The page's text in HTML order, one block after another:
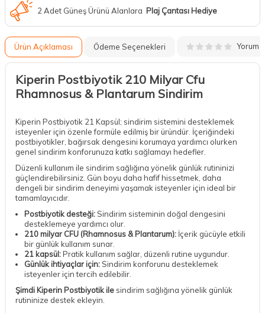
2 Adet Güneş Ürünü Alanlara Plaj Çantası Hediye
Ürün Açıklaması Ödeme Seçenekleri Yorum
Kiperin Postbiyotik 210 Milyar Cfu
Rhamnosus & Plantarum Sindirim
Kiperin Postbiyotik 21 Kapsül; sindirim sistemini desteklemek
isteyenler için özenle formüle edilmiş bir üründür. İçeriğindeki
postbiyotikler, bağırsak dengesini korumaya yardımcı olurken
genel sindirim konforunuza katkı sağlamayı hedefler.
Düzenli kullanım ile sindirim sağlığına yönelik günlük rutininizi
güçlendirebilirsiniz. Gün boyu daha hafif hissetmek, daha
dengeli bir sindirim deneyimi yaşamak isteyenler için ideal bir
tamamlayıcıdır.
Postbiyotik desteği: Sindirim sisteminin doğal dengesini
desteklemeye yardımcı olur.
210 milyar CFU (Rhamnosus & Plantarum): İçerik gücüyle etkili
bir günlük kullanım sunar.
21 kapsül:Pratik kullanım sağlar, düzenli rutine uygundur.
Günlük ihtiyaçlar için: Sindirim konforunu desteklemek
isteyenler için tercih edilebilir.
Şimdi Kiperin Postbiyotik ile sindirim sağlığına yönelik günlük
rutininize destek ekleyin.